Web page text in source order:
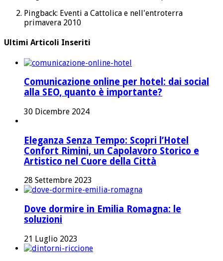
Pingback: Eventi a Cattolica e nell'entroterra
primavera 2010
Ultimi Articoli Inseriti
Comunicazione online per hotel: dai social
alla SEO, quanto è importante?
30 Dicembre 2024
Eleganza Senza Tempo: Scopri l’Hotel
Confort Rimini, un Capolavoro Storico e
Artistico nel Cuore della Città
28 Settembre 2023
Dove dormire in Emilia Romagna: le
soluzioni
21 Luglio 2023